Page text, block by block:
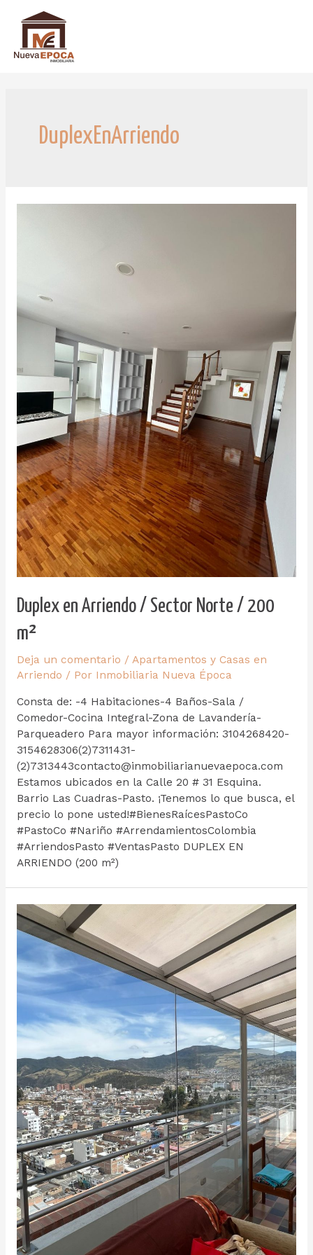
DuplexEnArriendo
Duplex en Arriendo / Sector Norte / 200
m²
Deja un comentario / Apartamentos y Casas en
Arriendo / Por Inmobiliaria Nueva Época
Consta de: -4 Habitaciones-4 Baños-Sala /
Comedor-Cocina Integral-Zona de Lavandería-
Parqueadero Para mayor información: 3104268420-
3154628306(2)7311431-
(2)7313443contacto@inmobiliarianuevaepoca.com
Estamos ubicados en la Calle 20 # 31 Esquina.
Barrio Las Cuadras-Pasto. ¡Tenemos lo que busca, el
precio lo pone usted!#BienesRaícesPastoCo
#PastoCo #Nariño #ArrendamientosColombia
#ArriendosPasto #VentasPasto DUPLEX EN
ARRIENDO (200 m²)